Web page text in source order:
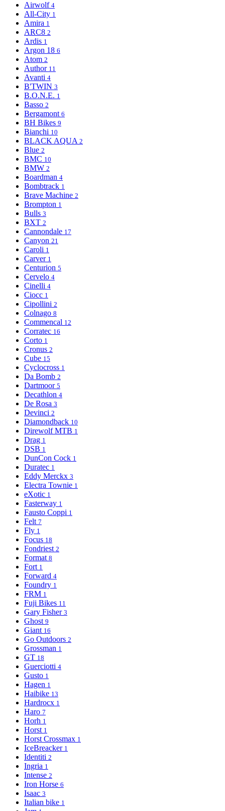
Airwolf 4
All-City 1
Amira 1
ARC8 2
Ardis 1
Argon 18 6
Atom 2
Author 11
Avanti 4
B'TWIN 3
B.O.N.E. 1
Basso 2
Bergamont 6
BH Bikes 9
Bianchi 10
BLACK AQUA 2
Blue 2
BMC 10
BMW 2
Boardman 4
Bombtrack 1
Brave Machine 2
Brompton 1
Bulls 3
BXT 2
Cannondale 17
Canyon 21
Caroli 1
Carver 1
Centurion 5
Cervelo 4
Cinelli 4
Ciocc 1
Cipollini 2
Colnago 8
Commencal 12
Corratec 16
Corto 1
Cronus 2
Cube 15
Cyclocross 1
Da Bomb 2
Dartmoor 5
Decathlon 4
De Rosa 3
Devinci 2
Diamondback 10
Direwolf MTB 1
Drag 1
DSB 1
DunCon Cock 1
Duratec 1
Eddy Merckx 3
Electra Townie 1
eXotic 1
Fasterway 1
Fausto Coppi 1
Felt 7
Fly 1
Focus 18
Fondriest 2
Format 8
Fort 1
Forward 4
Foundry 1
FRM 1
Fuji Bikes 11
Gary Fisher 3
Ghost 9
Giant 16
Go Outdoors 2
Grossman 1
GT 18
Guerciotti 4
Gusto 1
Hagen 1
Haibike 13
Hardrocx 1
Haro 7
Horh 1
Horst 1
Horst Crossmax 1
IceBreacker 1
Identiti 2
Ingria 1
Intense 2
Iron Horse 6
Isaac 3
Italian bike 1